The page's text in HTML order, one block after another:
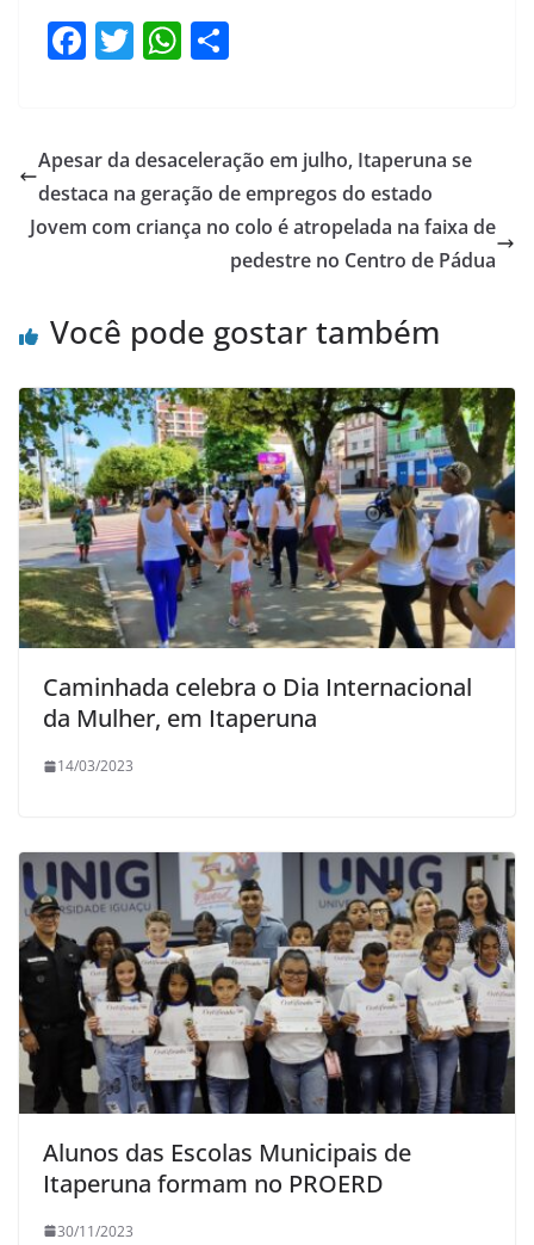
F
e
b
o
T
er
W
s
A
p
e
Apesar da desaceleração em julho, Itaperuna se
destaca na geração de empregos do estado
Jovem com criança no colo é atropelada na faixa de
pedestre no Centro de Pádua
Você pode gostar também
Caminhada celebra o Dia Internacional
da Mulher, em Itaperuna
14/03/2023
Alunos das Escolas Municipais de
Itaperuna formam no PROERD
30/11/2023